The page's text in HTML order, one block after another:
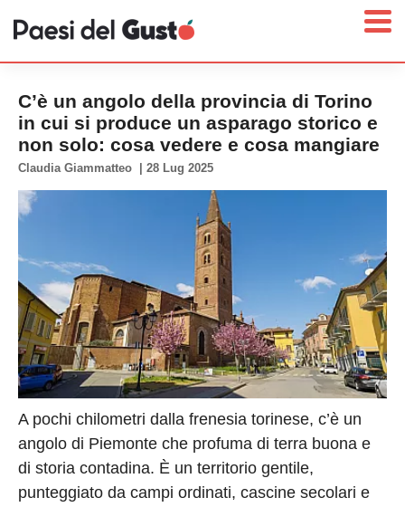
Home
News
Interviste
Prodotti
Answer
Newsletter
Policy
Cookies
Policy
C’è un angolo della provincia di Torino
in cui si produce un asparago storico e
non solo: cosa vedere e cosa mangiare
Claudia Giammatteo 28 Lug 2025
A pochi chilometri dalla frenesia torinese, c’è un
angolo di Piemonte che profuma di terra buona e
di storia contadina. È un territorio gentile,
punteggiato da campi ordinati, cascine secolari e